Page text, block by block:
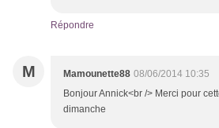
Répondre
M Mamounette88 08/06/2014 10:35
Bonjour Annick<br /> Merci pour
dimanche